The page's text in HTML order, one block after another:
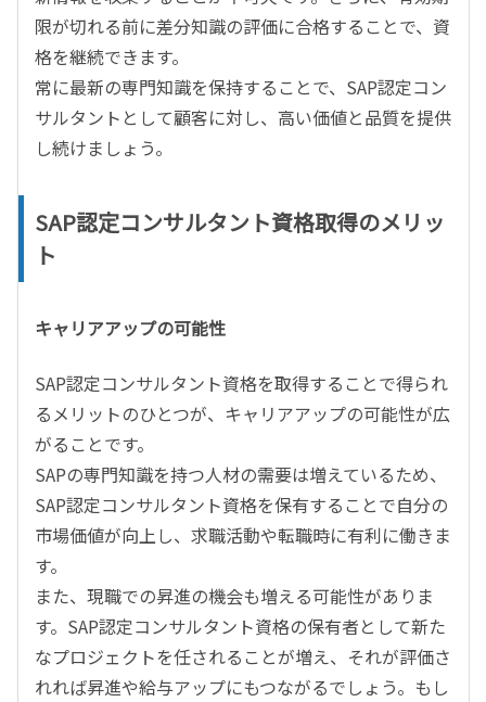
限が切れる前に差分知識の評価に合格することで、資
格を継続できます。
常に最新の専門知識を保持することで、 SAP認定コン
サルタントとして顧客に対し、高い価値と品質を提供
し続けましょう。
SAP認定コンサルタント資格取得のメリッ
ト
キャリアアップの可能性
SAP認定コンサルタント資格を取得することで得られ
るメリットのひとつが、キャリアアップの可能性が広
がることです。
SAPの専門知識を持つ人材の需要は増えているため、
SAP認定コンサルタント資格を保有することで自分の
市場価値が向上し、求職活動や転職時に有利に働きま
す。
また、現職での昇進の機会も増える可能性がありま
す。 SAP認定コンサルタント資格の保有者として新た
なプロジェクトを任されることが増え、それが評価さ
れれば昇進や給与アップにもつながるでしょう。もし